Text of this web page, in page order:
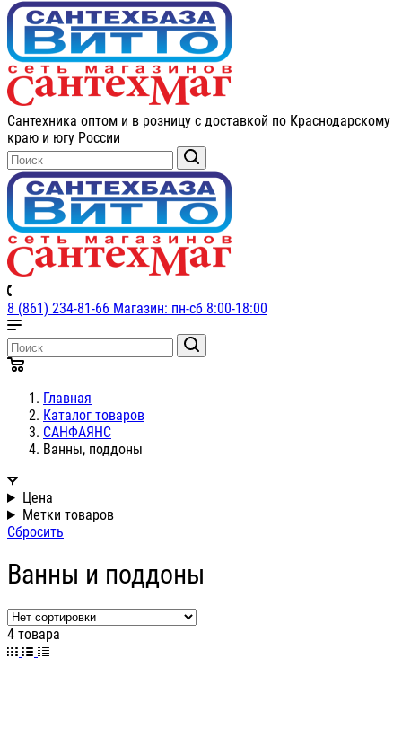
Сантехника оптом и в розницу с доставкой по Краснодарскому
краю и югу России
8 (861) 234-81-66 Магазин: пн-сб 8:00-18:00
Главная
Каталог товаров
САНФАЯНС
Ванны, поддоны
Цена
Метки товаров
Сбросить
Ванны и поддоны
4 товара